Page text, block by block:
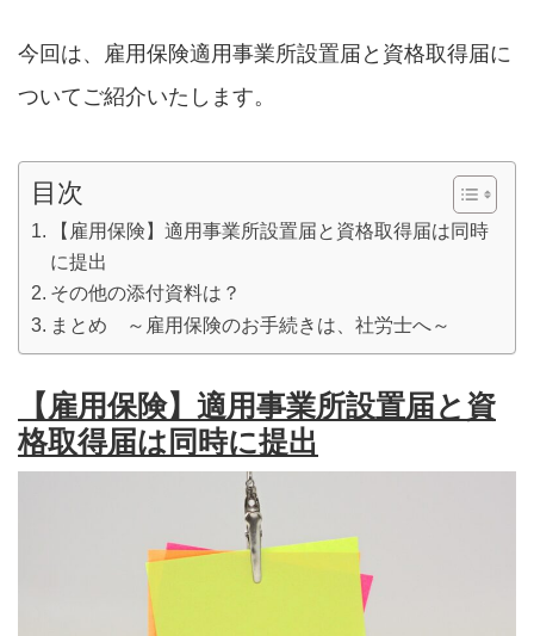
今回は、雇用保険適用事業所設置届と資格取得届に
ついてご紹介いたします。
目次
【雇用保険】適用事業所設置届と資格取得届は同時
に提出
その他の添付資料は？
まとめ ～雇用保険のお手続きは、社労士へ～
【雇用保険】適用事業所設置届と資
格取得届は同時に提出